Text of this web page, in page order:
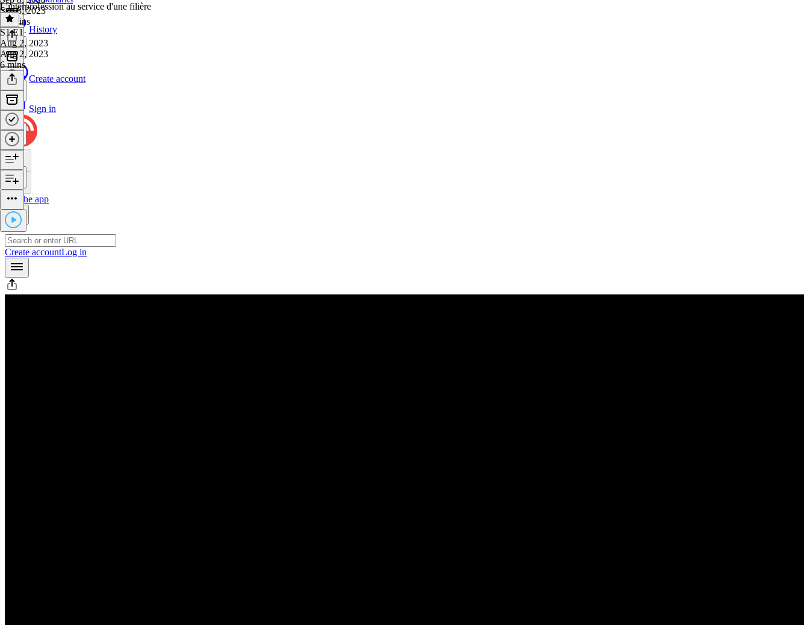
History
Create account
Sign in
Get the app
Create accountLog in
Sep 8, 2023
12 mins
L'interprofession au service d'une filière
S1 E1 ·
Aug 2, 2023
Aug 2, 2023
6 mins